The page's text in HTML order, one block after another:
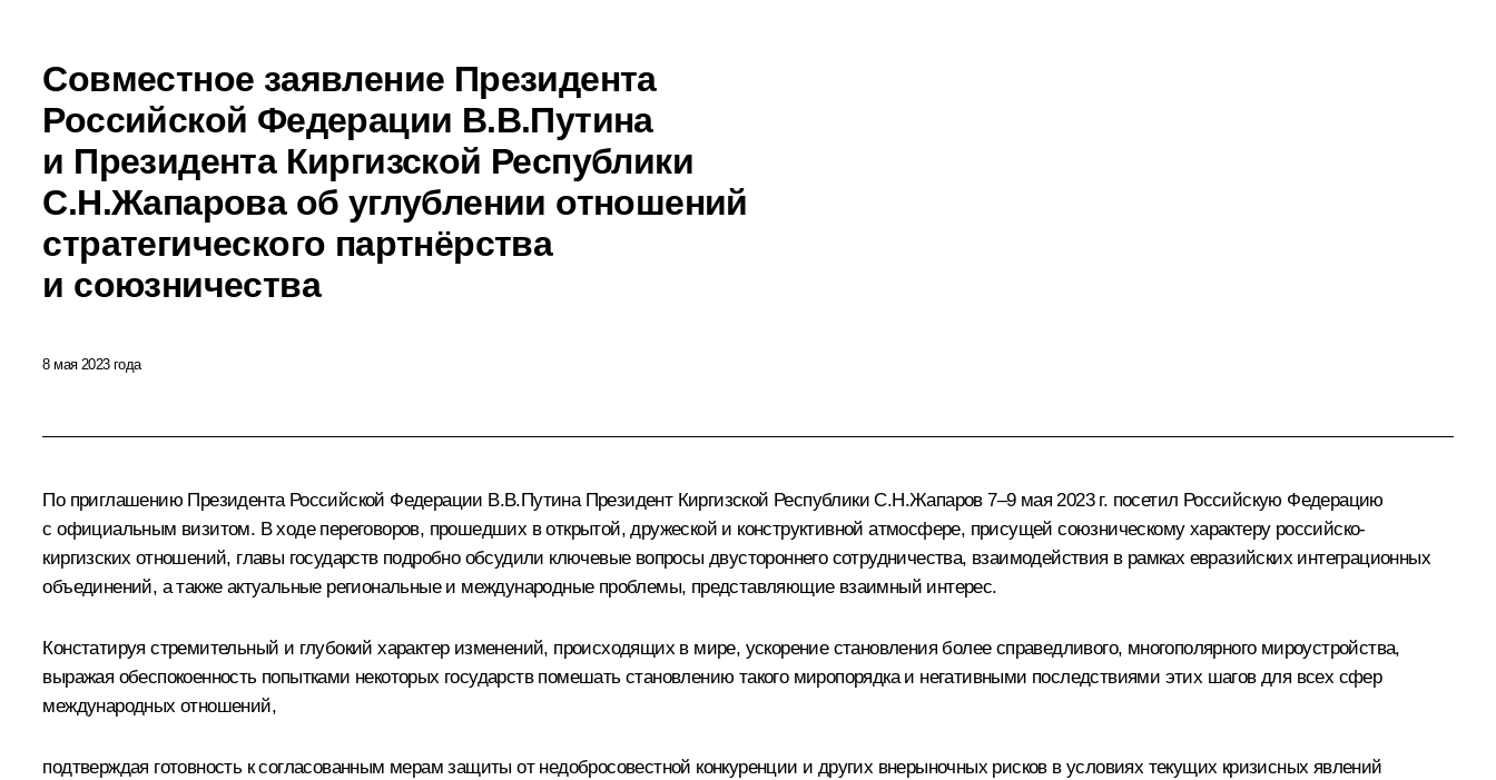
Совместное заявление Президента
Российской Федерации В.В.Путина
и Президента Киргизской Республики
С.Н.Жапарова об углублении отношений
стратегического партнёрства
и союзничества
8 мая 2023 года
По приглашению Президента Российской Федерации В.В.Путина Президент Киргизской Республики С.Н.Жапаров 7–9 мая 2023 г. посетил Российскую Федерацию
с официальным визитом. В ходе переговоров, прошедших в открытой, дружеской и конструктивной атмосфере, присущей союзническому характеру российско-
киргизских отношений, главы государств подробно обсудили ключевые вопросы двустороннего сотрудничества, взаимодействия в рамках евразийских интеграционных
объединений, а также актуальные региональные и международные проблемы, представляющие взаимный интерес.
Констатируя стремительный и глубокий характер изменений, происходящих в мире, ускорение становления более справедливого, многополярного мироустройства,
выражая обеспокоенность попытками некоторых государств помешать становлению такого миропорядка и негативными последствиями этих шагов для всех сфер
международных отношений,
подтверждая готовность к согласованным мерам защиты от недобросовестной конкуренции и других внерыночных рисков в условиях текущих кризисных явлений